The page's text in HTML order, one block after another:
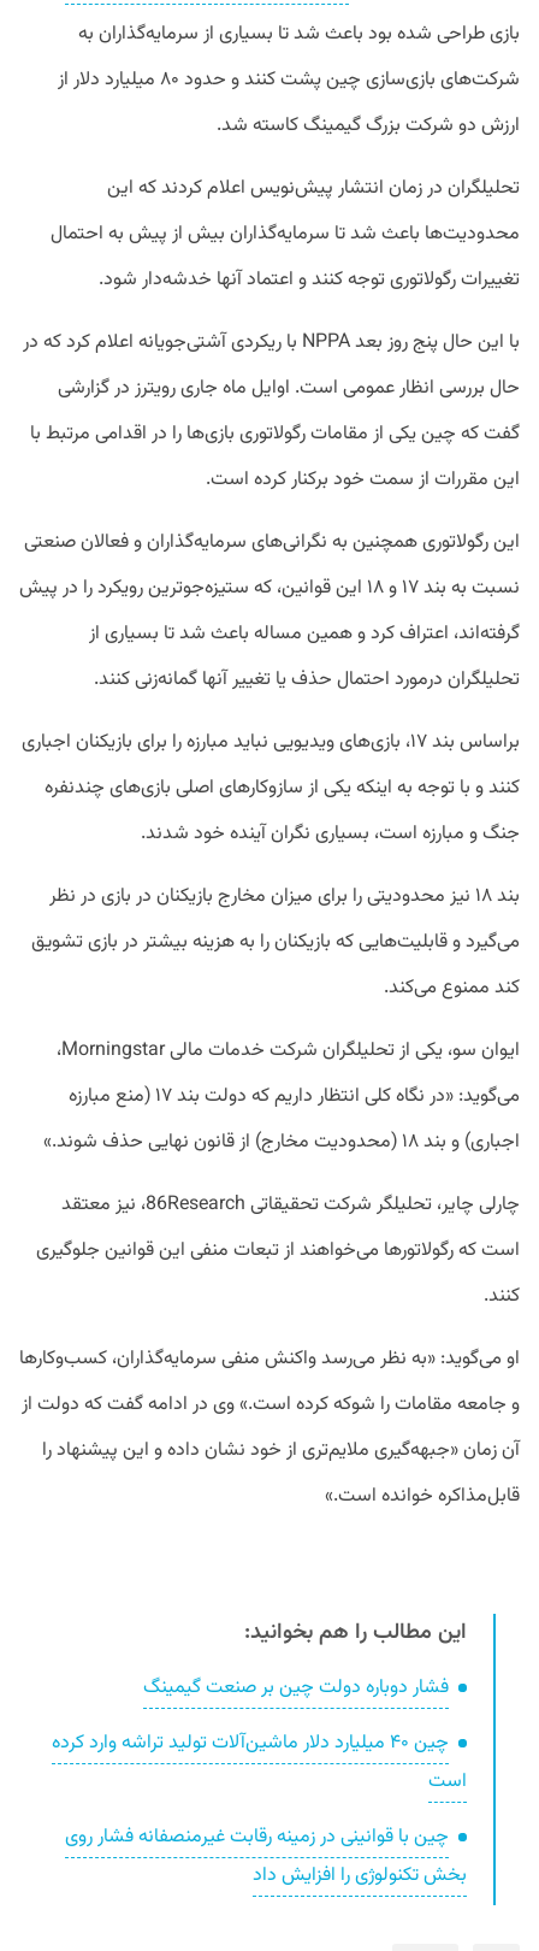
بازی طراحی شده بود باعث شد تا بسیاری از سرمایه‌گذاران به
شرکت‌های بازی‌سازی چین پشت کنند و حدود ۸۰ میلیارد دلار از
ارزش دو شرکت بزرگ گیمینگ کاسته شد.
تحلیلگران در زمان انتشار پیش‌نویس اعلام کردند که این
محدودیت‌ها باعث شد تا سرمایه‌گذاران بیش از پیش به احتمال
تغییرات رگولاتوری توجه کنند و اعتماد آنها خدشه‌دار شود.
با این حال پنج روز بعد NPPA با ریکردی آشتی‌جویانه اعلام کرد که در
حال بررسی انظار عمومی است. اوایل ماه جاری رویترز در گزارشی
گفت که چین یکی از مقامات رگولاتوری بازی‌ها را در اقدامی مرتبط با
این مقررات از سمت خود برکنار کرده است.
این رگولاتوری همچنین به نگرانی‌های سرمایه‌گذاران و فعالان صنعتی
نسبت به بند ۱۷ و ۱۸ این قوانین، که ستیزه‌جو‌ترین رویکرد را در پیش
گرفته‌اند، اعتراف کرد و همین مساله باعث شد تا بسیاری از
تحلیلگران درمورد احتمال حذف یا تغییر آنها گمانه‌زنی کنند.
براساس بند ۱۷، بازی‌های ویدیویی نباید مبارزه را برای بازیکنان اجباری
کنند و با توجه به اینکه یکی از سازوکارهای اصلی بازی‌های چندنفره
جنگ و مبارزه است، بسیاری نگران آینده خود شدند.
بند ۱۸ نیز محدودیتی را برای میزان مخارج بازیکنان در بازی در نظر
می‌گیرد و قابلیت‌هایی که بازیکنان را به هزینه بیشتر در بازی تشویق
کند ممنوع می‌کند.
ایوان سو، یکی از تحلیلگران شرکت خدمات مالی Morningstar،
می‌گوید: «در نگاه کلی انتظار داریم که دولت بند ۱۷ (منع مبارزه
اجباری) و بند ۱۸ (محدودیت مخارج) از قانون نهایی حذف شوند.»
چارلی چایر، تحلیلگر شرکت تحقیقاتی 86Research، نیز معتقد
است که رگولاتورها می‌خواهند از تبعات منفی این قوانین جلوگیری
کنند.
او می‌گوید: «به نظر می‌رسد واکنش منفی سرمایه‌گذاران، کسب‌وکارها
و جامعه مقامات را شوکه کرده است.» وی در ادامه گفت که دولت از
آن زمان «جبهه‌گیری ملایم‌تری از خود نشان داده و این پیشنهاد را
قابل‌مذاکره خوانده است.»
این مطالب را هم بخوانید:
فشار دوباره دولت چین بر صنعت گیمینگ
چین ۴۰ میلیارد دلار ماشین‌آلات تولید تراشه وارد کرده
است
چین با قوانینی در زمینه رقابت غیرمنصفانه فشار روی
بخش تکنولوژی را افزایش داد